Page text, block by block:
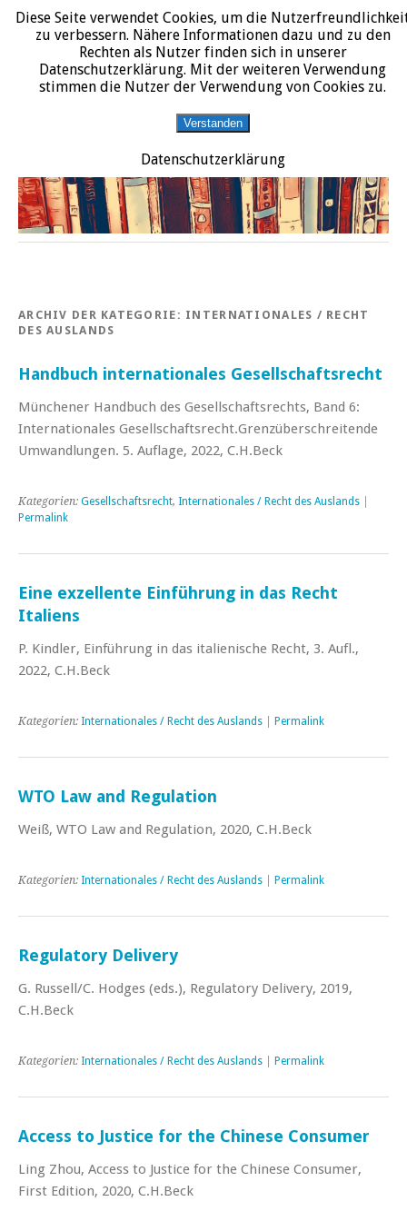
START DATENSCHUTZERKLÄRUNG IMPRESSUM ÜBER JURALIT
JURALIT
Rezensionen juristischer Literatur
ARCHIV DER KATEGORIE: INTERNATIONALES / RECHT
DES AUSLANDS
Handbuch internationales Gesellschaftsrecht
Münchener Handbuch des Gesellschaftsrechts, Band 6:
Internationales Gesellschaftsrecht.Grenzüberschreitende
Umwandlungen. 5. Auflage, 2022, C.H.Beck
Kategorien: Gesellschaftsrecht, Internationales / Recht des Auslands
Permalink
Eine exzellente Einführung in das Recht
Italiens
P. Kindler, Einführung in das italienische Recht, 3. Aufl.,
2022, C.H.Beck
Kategorien: Internationales / Recht des Auslands Permalink
WTO Law and Regulation
Weiß, WTO Law and Regulation, 2020, C.H.Beck
Kategorien: Internationales / Recht des Auslands Permalink
Regulatory Delivery
G. Russell/C. Hodges (eds.), Regulatory Delivery, 2019,
C.H.Beck
Kategorien: Internationales / Recht des Auslands Permalink
Access to Justice for the Chinese Consumer
Ling Zhou, Access to Justice for the Chinese Consumer,
First Edition, 2020, C.H.Beck
Diese Seite verwendet Cookies, um die
zu verbessern. Nähere Informationen dazu und zu den
Rechten als Nutzer finden sich in unserer
Datenschutzerklärung. Mit der weiteren Verwendung
stimmen die Nutzer der Verwendung von Cookies zu.
Verstanden
Datenschutzerklärung